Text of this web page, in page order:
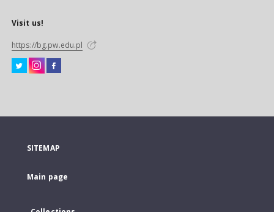
Visit us!
https://bg.pw.edu.pl
SITEMAP
Main page